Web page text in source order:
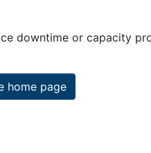
downtime or capacity
home page